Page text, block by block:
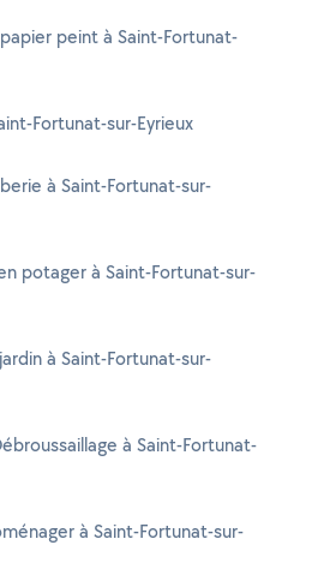
peint à Saint-Fortunat-
Fortunat-sur-Eyrieux
à Saint-Fortunat-sur-
potager à Saint-Fortunat-sur-
à Saint-Fortunat-sur-
à Saint-Fortunat-
à Saint-Fortunat-sur-